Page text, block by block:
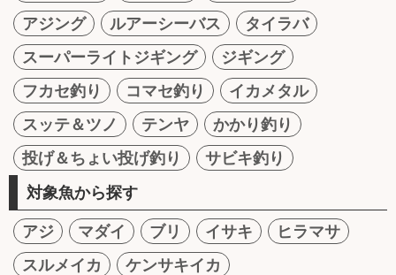
アジング
ルアーシーバス
タイラバ
スーパーライトジギング
ジギング
フカセ釣り
コマセ釣り
イカメタル
スッテ＆ツノ
テンヤ
かかり釣り
投げ＆ちょい投げ釣り
サビキ釣り
対象魚から探す
アジ マダイ ブリ イサキ
ヒラマサ
スルメイカ
ケンサキイカ